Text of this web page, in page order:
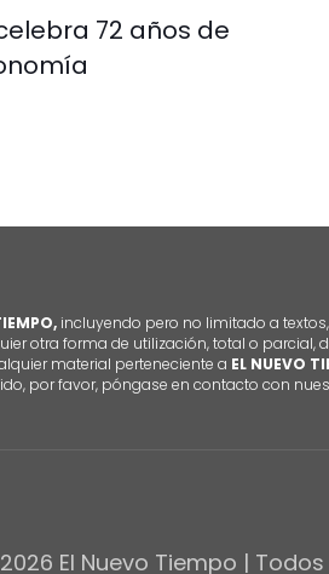
72 años de
incluyendo pero no limitado a
otra forma de utilización, total o
material perteneciente a EL NUEVO
por favor, póngase en contacto con
El Nuevo Tiempo |